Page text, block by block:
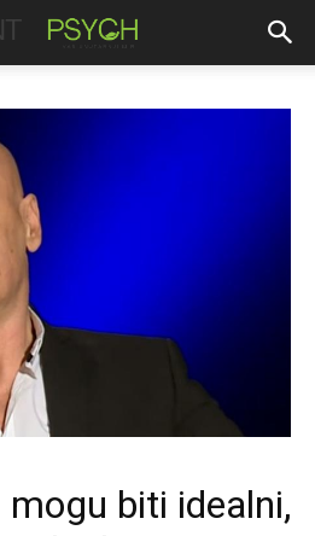
mogu biti idealni,